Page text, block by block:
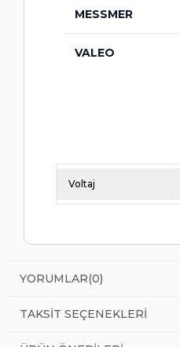
MESSMER
VALEO
Voltaj
YORUMLAR(0)
TAKSIT SEÇENEKLERI